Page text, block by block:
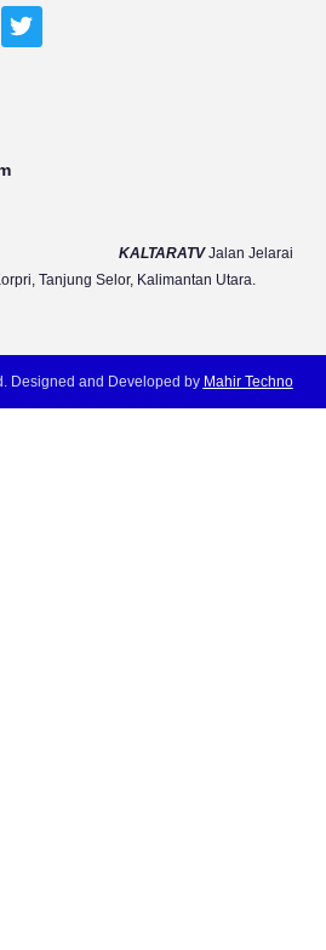
T
w
KALTARATVJalan Jelarai
Tanjung Selor, Kalimantan Utara.
Designed and Developed by Mahir Techno